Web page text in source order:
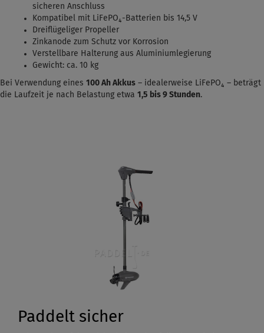
sicheren Anschluss
Kompatibel mit LiFePO₄-Batterien bis 14,5 V
Dreiflügeliger Propeller
Zinkanode zum Schutz vor Korrosion
Verstellbare Halterung aus Aluminiumlegierung
Gewicht: ca. 10 kg
Bei Verwendung eines 100 Ah Akkus – idealerweise LiFePO₄ – beträgt
die Laufzeit je nach Belastung etwa 1,5 bis 9 Stunden.
Paddelt sicher